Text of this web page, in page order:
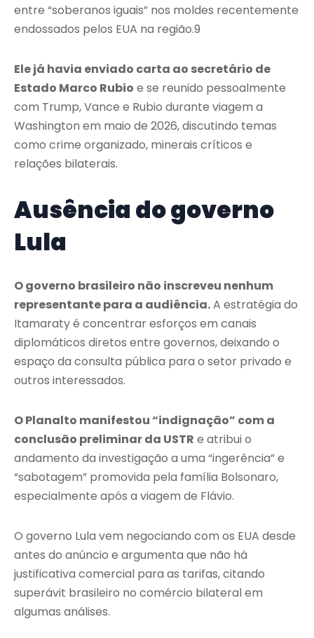
entre “soberanos iguais” nos moldes recentemente
endossados pelos EUA na região.9
Ele já havia enviado carta ao secretário de
Estado Marco Rubio e se reunido pessoalmente
com Trump, Vance e Rubio durante viagem a
Washington em maio de 2026, discutindo temas
como crime organizado, minerais críticos e
relações bilaterais.
Ausência do governo
Lula
O governo brasileiro não inscreveu nenhum
representante para a audiência.A estratégia do
Itamaraty é concentrar esforços em canais
diplomáticos diretos entre governos, deixando o
espaço da consulta pública para o setor privado e
outros interessados.
O Planalto manifestou “indignação” com a
conclusão preliminar da USTR e atribui o
andamento da investigação a uma “ingerência” e
“sabotagem” promovida pela família Bolsonaro,
especialmente após a viagem de Flávio.
O governo Lula vem negociando com os EUA desde
antes do anúncio e argumenta que não há
justificativa comercial para as tarifas, citando
superávit brasileiro no comércio bilateral em
algumas análises.